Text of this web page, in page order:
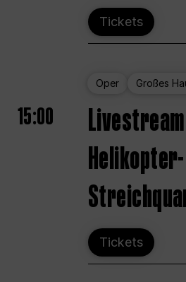
Tickets
Oper Großes
15:00
Helikopter-
Tickets